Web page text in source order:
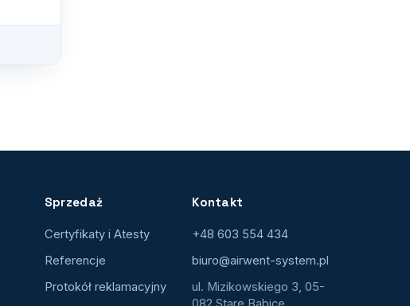
Sprzedaż
Certyfikaty i Atesty
Referencje
Protokół reklamacyjny
Kontakt
+48 603 554 434
biuro@airwent-system.pl
ul. Mizikowskiego 3, 05-